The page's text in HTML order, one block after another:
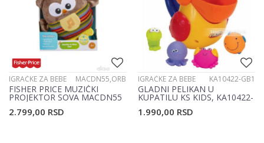
IGRAČKE ZA BEBE MACDN55,ORB
FISHER PRICE MUZIČKI
PROJEKTOR SOVA MACDN55
2.799,00 RSD
IGRAČKE ZA BEBE KA10422-GB1
GLADNI PELIKAN U
KUPATILU KS KIDS, KA10422-
1.990,00 RSD